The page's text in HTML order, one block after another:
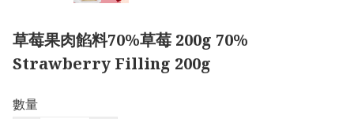
草莓果肉餡料70%草莓 200g 70%
Strawberry Filling 200g
數量